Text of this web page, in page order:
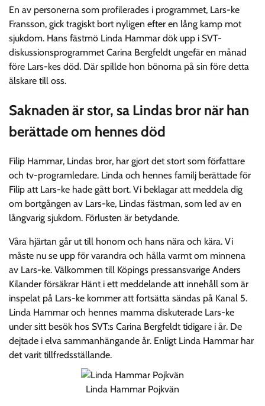
En av personerna som profilerades i programmet, Lars-ke
Fransson, gick tragiskt bort nyligen efter en lång kamp mot
sjukdom. Hans fästmö Linda Hammar dök upp i SVT-
diskussionsprogrammet Carina Bergfeldt ungefär en månad
före Lars-kes död. Där spillde hon bönorna på sin före detta
älskare till oss.
Saknaden är stor, sa Lindas bror när han
berättade om hennes död
Filip Hammar, Lindas bror, har gjort det stort som författare
och tv-programledare. Linda och hennes familj berättade för
Filip att Lars-ke hade gått bort. Vi beklagar att meddela dig
om bortgången av Lars-ke, Lindas fästman, som led av en
långvarig sjukdom. Förlusten är betydande.
Våra hjärtan går ut till honom och hans nära och kära. Vi
måste nu se upp för varandra och hålla varmt om minnena
av Lars-ke. Välkommen till Köpings pressansvarige Anders
Kilander försäkrar Hänt i ett meddelande att innehåll som är
inspelat på Lars-ke kommer att fortsätta sändas på Kanal 5.
Linda Hammar och hennes mamma diskuterade Lars-ke
under sitt besök hos SVT:s Carina Bergfeldt tidigare i år. De
dejtade i elva sammanhängande år. Enligt Linda Hammar har
det varit tillfredsställande.
Linda Hammar Pojkvän